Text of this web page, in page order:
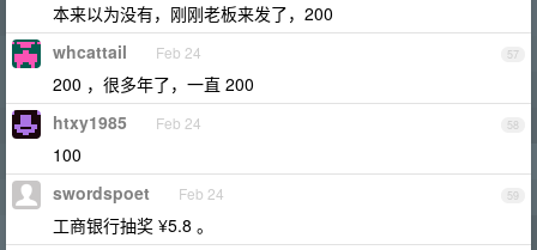
本来以为没有，刚刚老板来发了，200
57
whcattail Feb 24
200 ，很多年了，一直 200
58
htxy1985 Feb 24
100
59
swordspoet Feb 24
工商银行抽奖 ¥5.8 。